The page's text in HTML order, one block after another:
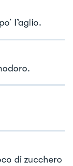
l’aglio.
di zucchero